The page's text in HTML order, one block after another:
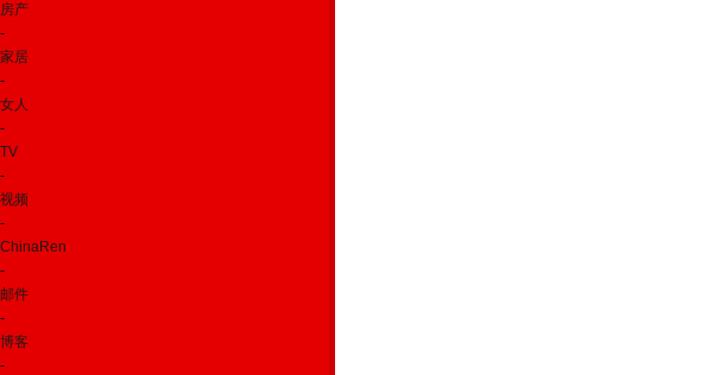
房产
-
家居
-
女人
-
TV
-
视频
-
ChinaRen
-
邮件
-
博客
-